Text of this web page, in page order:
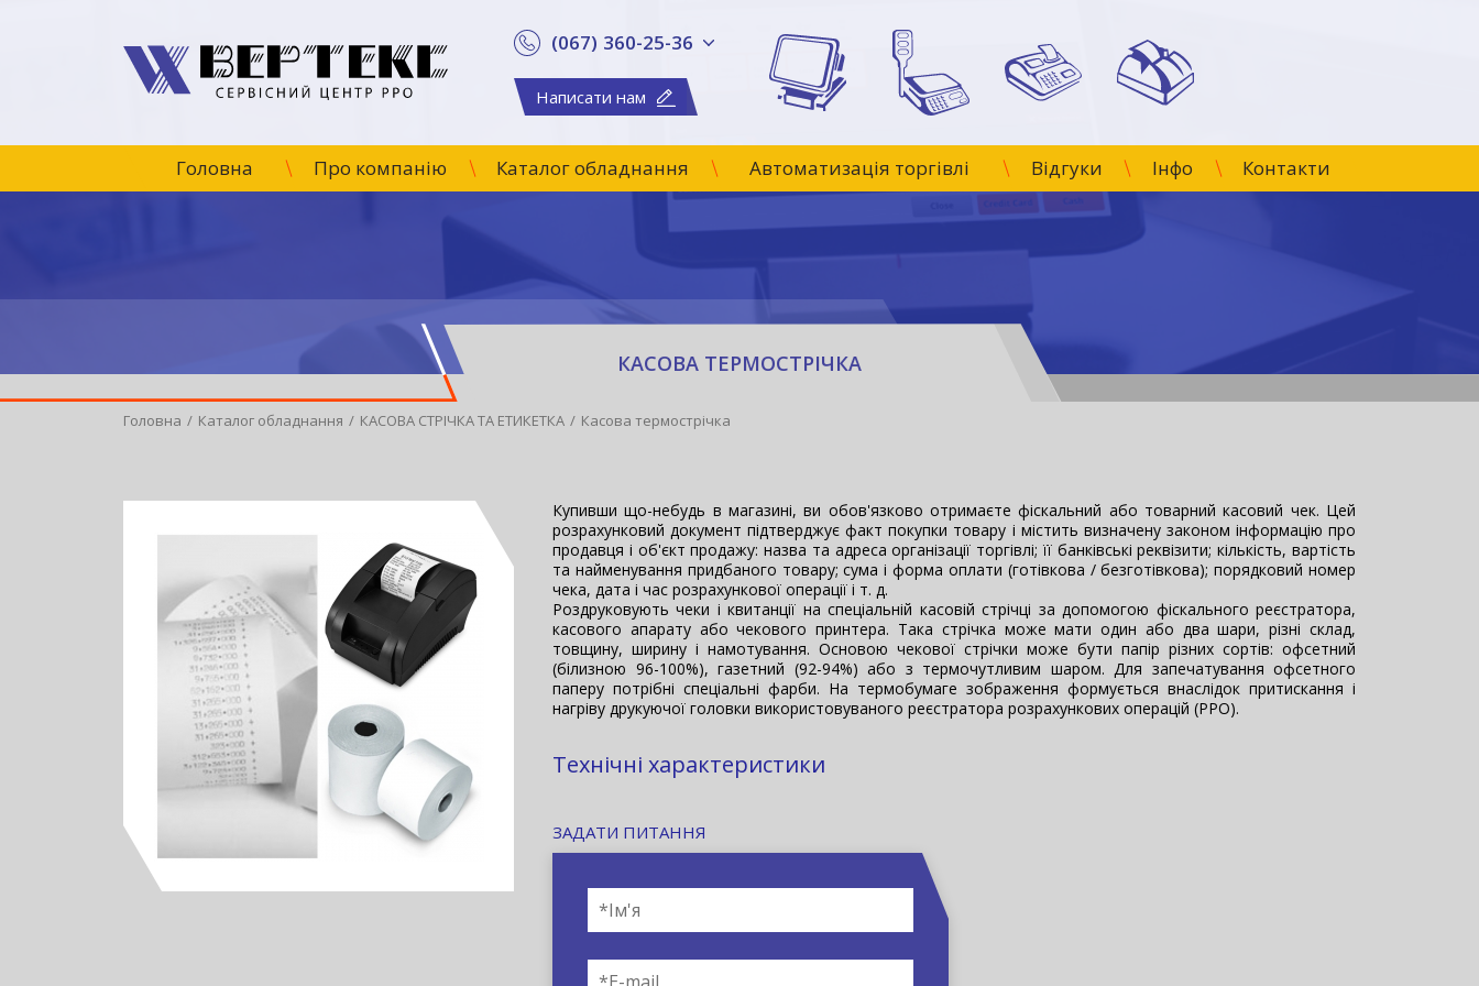
(067) 360-25-36
Написати нам
Головна Про компанію Каталог обладнання Автоматизація торгівлі Відгуки Інфо Контакти
КАСОВА ТЕРМОСТРІЧКА
Головна Каталог обладнання КАСОВА СТРІЧКА ТА ЕТИКЕТКА Касова термострічка
Купивши що-небудь в магазині, ви обов'язково отримаєте фіскальний або товарний касовий чек. Цей
розрахунковий документ підтверджує факт покупки товару і містить визначену законом інформацію про
продавця і об'єкт продажу: назва та адреса організації торгівлі; її банківські реквізити; кількість, вартість
та найменування придбаного товару; сума і форма оплати (готівкова / безготівкова); порядковий номер
чека, дата і час розрахункової операції і т. д.
Роздруковують чеки і квитанції на спеціальній касовій стрічці за допомогою фіскального реєстратора,
касового апарату або чекового принтера. Така стрічка може мати один або два шари, різні склад,
товщину, ширину і намотування. Основою чекової стрічки може бути папір різних сортів: офсетний
(білизною 96-100%), газетний (92-94%) або з термочутливим шаром. Для запечатування офсетного
паперу потрібні спеціальні фарби. На термобумаге зображення формується внаслідок притискання і
нагріву друкуючої головки використовуваного реєстратора розрахункових операцій (РРО).
Технічні характеристики
ЗАДАТИ ПИТАННЯ